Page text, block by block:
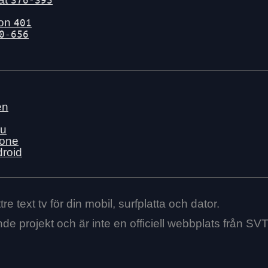
401
656
text tv för din mobil, surfplatta och dator.
projekt och är inte en officiell webbplats från